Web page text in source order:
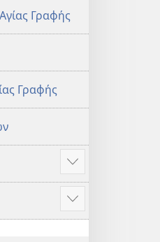
Γραφής
Γραφής
Προβολή
περισσότερων
Προβολή
περισσότερων